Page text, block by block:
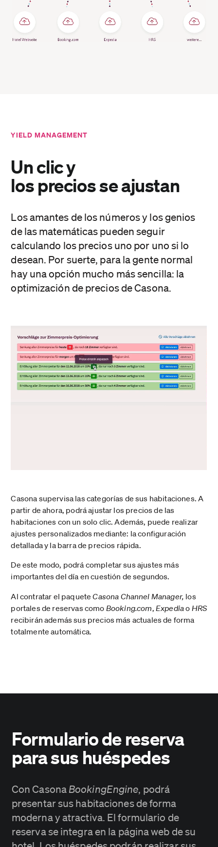
YIELD MANAGEMENT
Un clic y
los precios se ajustan
Los amantes de los números y los genios
de las matemáticas pueden seguir
calculando los precios uno por uno si lo
desean. Por suerte, para la gente normal
hay una opción mucho más sencilla: la
optimización de precios de Casona.
Casona supervisa las categorías de sus habitaciones. A
partir de ahora, podrá ajustar los precios de las
habitaciones con un solo clic. Además, puede realizar
ajustes personalizados mediante: la configuración
detallada y la barra de precios rápida.
De este modo, podrá completar sus ajustes más
importantes del día en cuestión de segundos.
Al contratar el paqueteCasona Channel Manager, los
portales de reservas como Booking.com, Expediao HRS
recibirán además sus precios más actuales de forma
totalmente automática.
Formulario de reserva
para sus huéspedes
Con Casona BookingEngine, podrá
presentar sus habitaciones de forma
moderna y atractiva. El formulario de
reserva se integra en la página web de su